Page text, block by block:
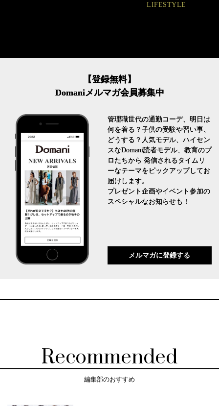
FASHION
【登録無料】
Domaniメルマガ会員募集中
管理職世代の通勤コーデ、明日は
何を着る？子供の受験や習い事、
どうする？人気モデル、ハイセン
スなDomani読者モデル、教育のプ
ロたちから 発信されるタイムリ
ーなテーマをピックアップしてお
届けします。
プレゼント企画やイベント参加の
スペシャルなお知らせも！
メルマガに登録する
Recommended
編集部のおすすめ